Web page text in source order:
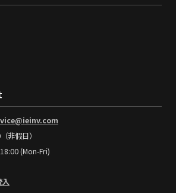
非假日）
(Mon-Fri)
入